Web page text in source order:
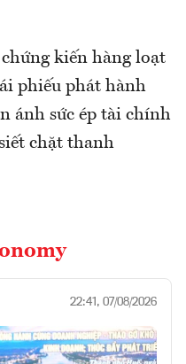
kiến hàng loạt
phiếu phát hành
ánh sức ép tài chính
chặt thanh
22:41, 07/08/2026